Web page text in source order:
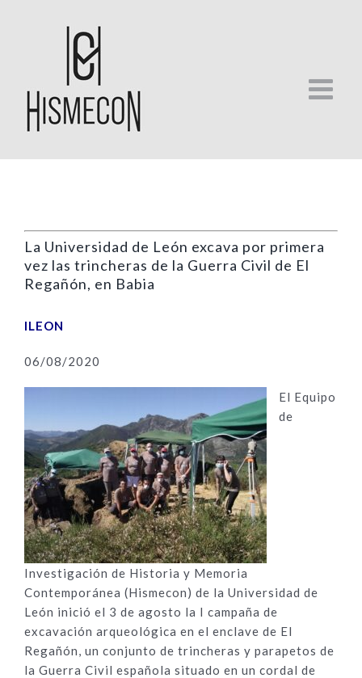
La Universidad de León excava por primera
vez las trincheras de la Guerra Civil de El
Regañón, en Babia
ILEON
06/08/2020
El Equipo
de
Investigación de Historia y Memoria
Contemporánea (Hismecon) de la Universidad de
León inició el 3 de agosto la I campaña de
excavación arqueológica en el enclave de El
Regañón, un conjunto de trincheras y parapetos de
la Guerra Civil española situado en un cordal de